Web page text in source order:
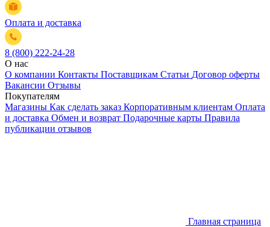
Оплата и доставка
8 (800) 222-24-28
О нас
О компании Контакты Поставщикам Статьи Договор оферты
Вакансии Отзывы
Покупателям
Магазины Как сделать заказ Корпоративным клиентам Оплата
и доставка Обмен и возврат Подарочные карты Правила
публикации отзывов
Главная страница